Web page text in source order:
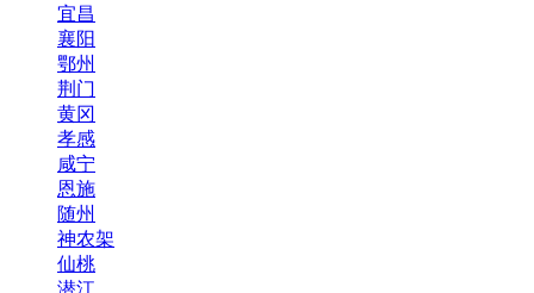
宜昌
襄阳
鄂州
荆门
黄冈
孝感
咸宁
恩施
随州
神农架
仙桃
潜江